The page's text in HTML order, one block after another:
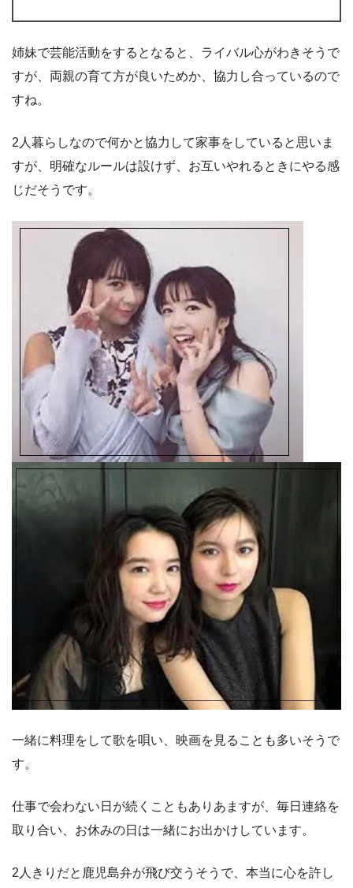
姉妹で芸能活動をするとなると、ライバル心がわきそうで
すが、両親の育て方が良いためか、協力し合っているので
すね。
2人暮らしなので何かと協力して家事をしていると思いま
すが、明確なルールは設けず、お互いやれるときにやる感
じだそうです。
一緒に料理をして歌を唄い、映画を見ることも多いそうで
す。
仕事で会わない日が続くこともありあますが、毎日連絡を
取り合い、お休みの日は一緒にお出かけしています。
2人きりだと鹿児島弁が飛び交うそうで、本当に心を許し